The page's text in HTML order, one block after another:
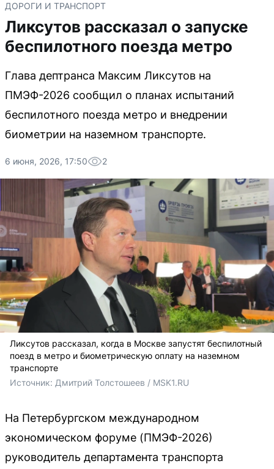
ДОРОГИ И ТРАНСПОРТ
Ликсутов рассказал о запуске
беспилотного поезда метро
Глава дептранса Максим Ликсутов на
ПМЭФ-2026 сообщил о планах испытаний
беспилотного поезда метро и внедрении
биометрии на наземном транспорте.
6 июня, 2026, 17:50 2
Ликсутов рассказал, когда в Москве запустят беспилотный
поезд в метро и биометрическую оплату на наземном
транспорте
Источник: Дмитрий Толстошеев / MSK1.RU
На Петербургском международном
экономическом форуме (ПМЭФ-2026)
руководитель департамента транспорта